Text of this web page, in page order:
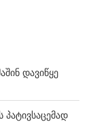
დავიწყე
პატივსაცემად